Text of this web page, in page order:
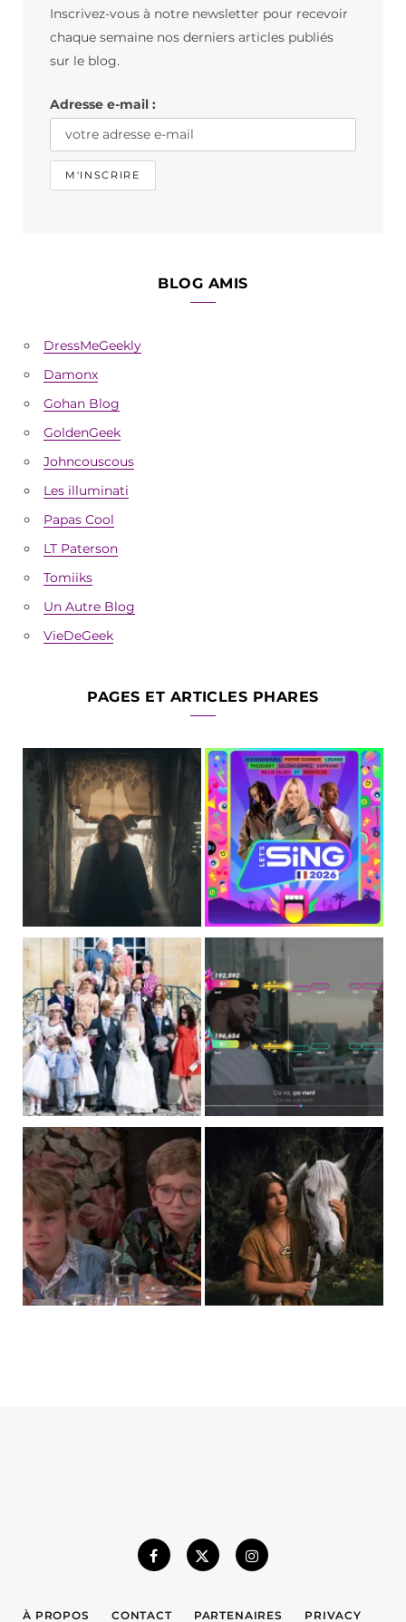
m
Inscrivez-vous à notre newsletter pour recevoir
chaque semaine nos derniers articles publiés
sur le blog.
Adresse e-mail :
BLOG AMIS
DressMeGeekly
Damonx
Gohan Blog
GoldenGeek
Johncouscous
Les illuminati
Papas Cool
LT Paterson
Tomiiks
Un Autre Blog
VieDeGeek
PAGES ET ARTICLES PHARES
À PROPOS CONTACT PARTENAIRES PRIVACY